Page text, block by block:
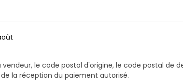
le code postal d'origine, le code postal de
la réception du paiement autorisé.